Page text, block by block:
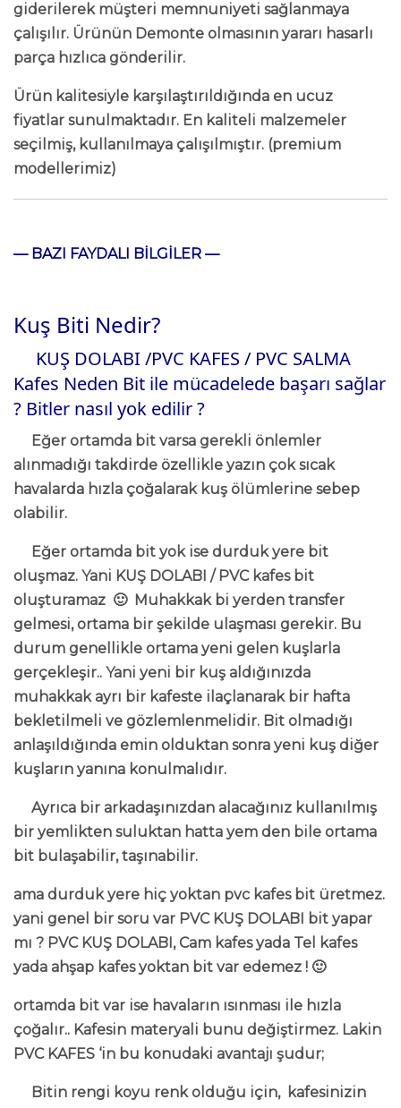
giderilerek müşteri memnuniyeti sağlanmaya
çalışılır. Ürünün Demonte olmasının yararı hasarlı
parça hızlıca gönderilir.
Ürün kalitesiyle karşılaştırıldığında en ucuz
fiyatlar sunulmaktadır. En kaliteli malzemeler
seçilmiş, kullanılmaya çalışılmıştır. (premium
modellerimiz)
— BAZI FAYDALI BİLGİLER —
Kuş Biti Nedir?
KUŞ DOLABI /PVC KAFES / PVC SALMA
Kafes Neden Bit ile mücadelede başarı sağlar
? Bitler nasıl yok edilir ?
Eğer ortamda bit varsa gerekli önlemler
alınmadığı takdirde özellikle yazın çok sıcak
havalarda hızla çoğalarak kuş ölümlerine sebep
olabilir.
Eğer ortamda bit yok ise durduk yere bit
oluşmaz. Yani KUŞ DOLABI / PVC kafes bit
oluşturamaz 🙂 Muhakkak bi yerden transfer
gelmesi, ortama bir şekilde ulaşması gerekir. Bu
durum genellikle ortama yeni gelen kuşlarla
gerçekleşir.. Yani yeni bir kuş aldığınızda
muhakkak ayrı bir kafeste ilaçlanarak bir hafta
bekletilmeli ve gözlemlenmelidir. Bit olmadığı
anlaşıldığında emin olduktan sonra yeni kuş diğer
kuşların yanına konulmalıdır.
Ayrıca bir arkadaşınızdan alacağınız kullanılmış
bir yemlikten suluktan hatta yem den bile ortama
bit bulaşabilir, taşınabilir.
ama durduk yere hiç yoktan pvc kafes bit üretmez.
yani genel bir soru var PVC KUŞ DOLABI bit yapar
mı ? PVC KUŞ DOLABI, Cam kafes yada Tel kafes
yada ahşap kafes yoktan bit var edemez ! 🙂
ortamda bit var ise havaların ısınması ile hızla
çoğalır.. Kafesin materyali bunu değiştirmez. Lakin
PVC KAFES ‘in bu konudaki avantajı şudur;
Bitin rengi koyu renk olduğu için, kafesinizin